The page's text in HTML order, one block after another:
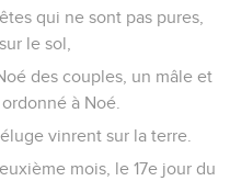
qui ne sont pas pures,
le sol,
des couples, un mâle et
à Noé.
vinrent sur la terre.
mois, le 17e jour du